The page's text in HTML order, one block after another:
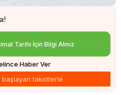
Tarihi İçin Bilgi Alınız
Haber Ver
başlayan taksitlerle